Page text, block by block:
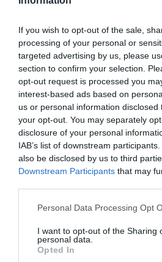
If you wish to opt-out of the sale,
processing of your personal or
targeted advertising by us, please
section to confirm your selection.
opt-out request is processed you
interest-based ads based on
us or personal information
your opt-out. You may separately
disclosure of your personal
IAB’s list of downstream
also be disclosed by us to third
Downstream Participants that may
Please note that this website/app
not limited to your visit or usage
grant or deny consent to Google
use your data for below specified
Personal Data Processing Opt
I want to opt-out of the Sharing
personal data.
Opted In
λαϊκό προσκύνημα και την κηδεία
Πιερρακάκης: Υποβλήθηκε το
ενεργοποίηση της ρήτρας
Δένδιας για τη συμφωνία ΑΟΖ με
«Κατοχυρώσαμε το εθνικό
Δίκαιο»
ΟΛΕΣ ΟΙ
διαβάστε